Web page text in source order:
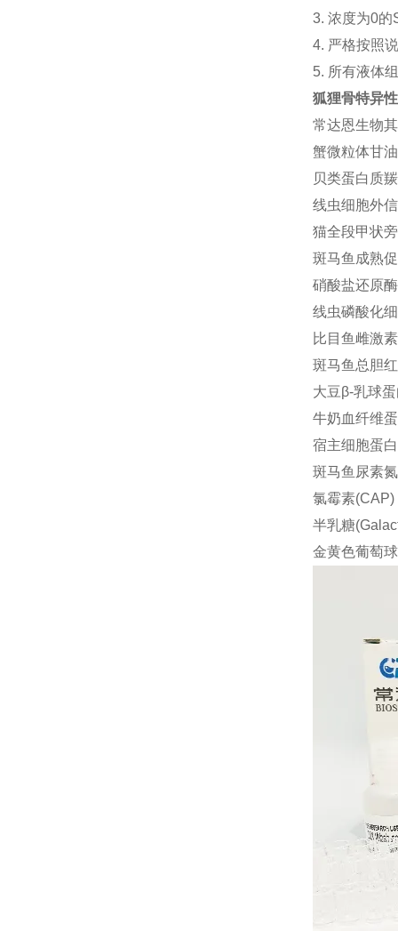
3. 浓度为0的
4. 严格按照
5. 所有液体
狐狸骨特异
常达恩生物
蟹微粒体甘
贝类蛋白质
线虫细胞外
猫全段甲状
斑马鱼成熟
硝酸盐还原
线虫磷酸化
比目鱼雌激
斑马鱼总胆
大豆β-乳球
牛奶血纤维
宿主细胞蛋
斑马鱼尿素
氯霉素
半乳糖
金黄色葡萄